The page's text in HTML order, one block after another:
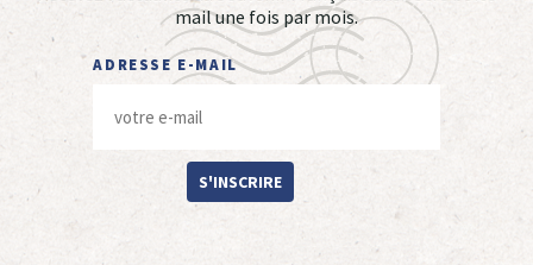
mail une fois par mois.
ADRESSE E-MAIL
S'INSCRIRE